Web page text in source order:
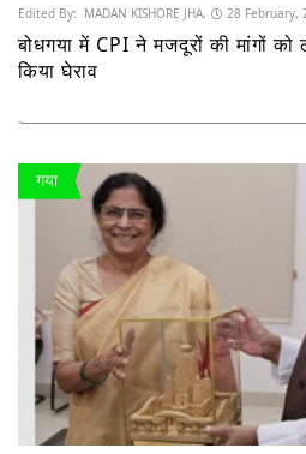
Edited By: MADAN KISHORE JHA, 28 February,
बोधगया में CPI ने मजदूरों की मांगों
किया घेराव
गया